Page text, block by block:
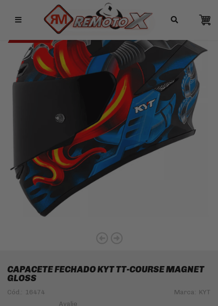
Remotox
10% OFF NO PIX
CAPACETE FECHADO KYT TT-COURSE MAGNET
GLOSS
Cód.: 16474 Marca: KYT